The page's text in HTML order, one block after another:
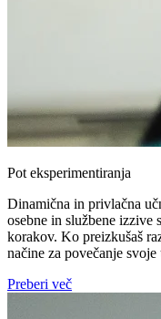
Pot eksperimentiranja
Dinamična in privlačna
osebne in službene izzive
korakov. Ko preizkušaš
načine za povečanje
Preberi več